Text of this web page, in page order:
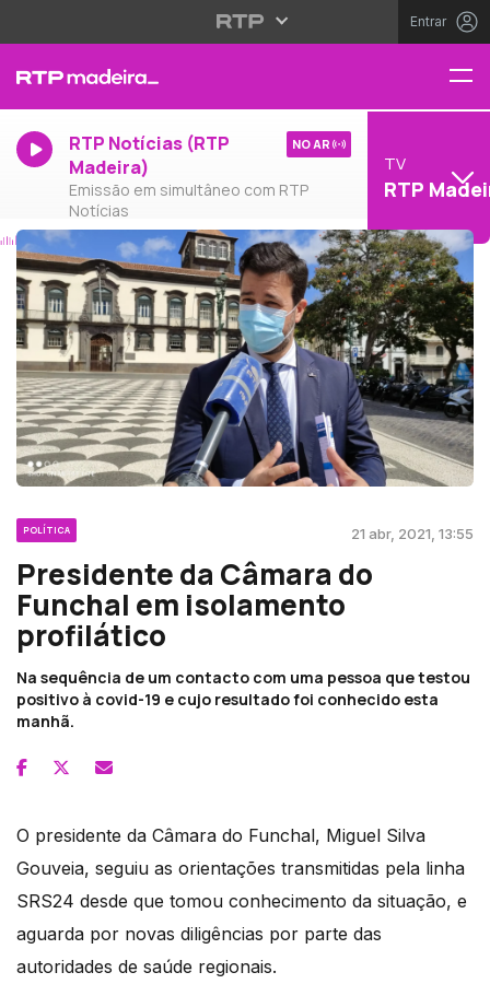
Entrar
RTP Notícias (RTP
Madeira)
Emissão em simultâneo com RTP
Notícias
NO AR
TV
RTP
POLÍTICA 21 abr, 2021, 13:55
Presidente da Câmara do
Funchal em isolamento
profilático
Na sequência de um contacto com uma pessoa que testou
positivo à covid-19 e cujo resultado foi conhecido esta
manhã.
O presidente da Câmara do Funchal, Miguel Silva
Gouveia, seguiu as orientações transmitidas pela linha
SRS24 desde que tomou conhecimento da situação, e
aguarda por novas diligências por parte das
autoridades de saúde regionais.